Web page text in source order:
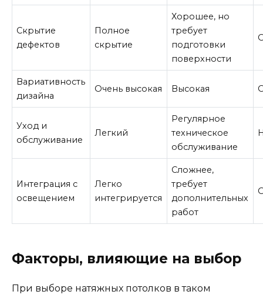
Скрытие
дефектов
Полное
скрытие
Хорошее, но
требует
подготовки
поверхности
Вариативность
дизайна
Очень высокая Высокая
Уход и
обслуживание
Легкий
Регулярное
техническое
обслуживание
Интеграция с
освещением
Легко
интегрируется
Сложнее,
требует
дополнительных
работ
Факторы, влияющие на выбор
При выборе натяжных потолков в таком